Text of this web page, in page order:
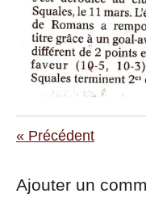
« Précédent
Ajouter un